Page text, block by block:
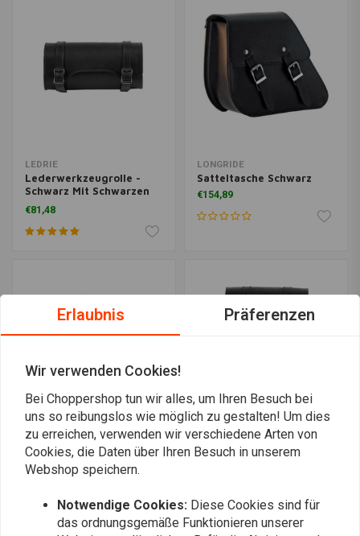
LEDRIE
Lederwerkzeugrolle -
Schwarz Mit Schwarzen
Schnallen
€81,48
LONGRIDE
Satteltasche Schwarz
€154,89
BURLY
Voyager Lenkertasche
Cordura - Schwarz
LEDRIE
Vollleder
Erlaubnis Präferenzen
Wir verwenden Cookies!
Bei Choppershop tun wir alles, um Ihren Besuch bei
uns so reibungslos wie möglich zu gestalten! Um dies
zu erreichen, verwenden wir verschiedene Arten von
Cookies, die Daten über Ihren Besuch in unserem
Webshop speichern.
Notwendige Cookies: Diese Cookies sind für
das ordnungsgemäße Funktionieren unserer